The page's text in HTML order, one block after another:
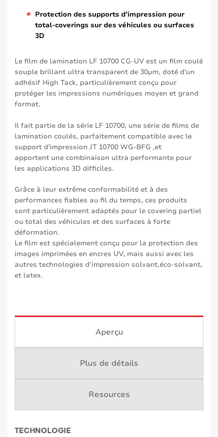
*
Protection des supports d’impression pour
total-coverings sur des véhicules ou surfaces
3D
Le film de lamination LF 10700 CG-UV est un film coulé
souple brillant ultra transparent de 30μm, doté d'un
adhésif High Tack, particulièrement conçu pour
protéger les impressions numériques moyen et grand
format.
Il fait partie de la série LF 10700, une série de films de
lamination coulés, parfaitement compatible avec le
support d'impression JT 10700 WG-BFG ,et
apportent une combinaison ultra performante pour
les applications 3D difficiles.
Grâce à leur extrême conformabilité et à des
performances fiables au fil du temps, ces produits
sont particulièrement adaptés pour le covering partiel
ou total des véhicules et des surfaces à forte
déformation.
Le film est spécialement conçu pour la protection des
images imprimées en encres UV, mais aussi avec les
autres technologies d’impression solvant,éco-solvant,
et latex.
Aperçu
Plus de détails
Resources
TECHNOLOGIE